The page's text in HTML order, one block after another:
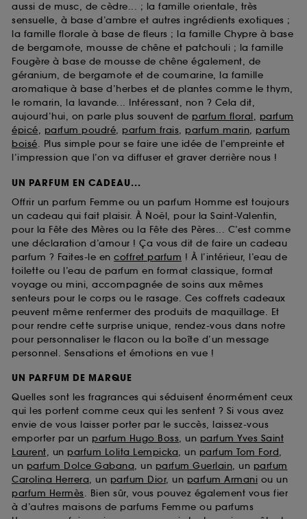
aussi de musc, de cèdre... ; la famille orientale, très
sensuelle, à base d’ambre et autres ingrédients exotiques ;
la famille florale à base de fleurs ; la famille Chypre à base
de bergamote, mousse de chêne et patchouli ; la famille
Fougère à base de mousse de chêne également, de
géranium, de bergamote et de coumarine, la famille
aromatique à base d’herbes et de plantes comme le thym,
le romarin, la lavande... Intéressant, non ? Cela dit,
aujourd’hui, on parle plus souvent de parfum floral, parfum
épicé, parfum poudré, parfum frais, parfum marin, parfum
boisé. Plus simple pour se faire une idée de l’empreinte et
l’impression que l’on va diffuser et graver derrière nous !
UN PARFUM EN CADEAU...
Offrir un parfum Femme ou un parfum Homme est toujours
un cadeau qui fait plaisir. À Noël, pour la Saint-Valentin,
pour la Fête des Mères ou la Fête des Pères... C’est comme
une déclaration d’amour ! Ça vous dit de faire un cadeau
parfum ? Faites-le en coffret parfum ! À l’intérieur, l’eau de
toilette ou l’eau de parfum en format classique, format
voyage ou mini, accompagnée de soins aux mêmes
senteurs pour le corps ou le rasage. Ces coffrets cadeaux
peuvent même renfermer des produits de maquillage. Et
pour rendre cette surprise unique, rendez-vous dans notre
pour personnaliser le flacon ou la boîte d’un message
personnel. Sensations et émotions en vue !
UN PARFUM DE MARQUE
Quelles sont les fragrances qui séduisent énormément ceux
qui les portent comme ceux qui les sentent ? Si vous avez
envie de vous laisser porter par le succès, laissez-vous
emporter par un parfum Hugo Boss, un parfum Yves Saint
Laurent, un parfum Lolita Lempicka, un parfum Tom Ford,
un parfum Dolce Gabana, un parfum Guerlain, un parfum
Carolina Herrera, un parfum Dior, un parfum Armani ou un
parfum Hermès. Bien sûr, vous pouvez également vous fier
à d’autres maisons de parfums Femme ou parfums